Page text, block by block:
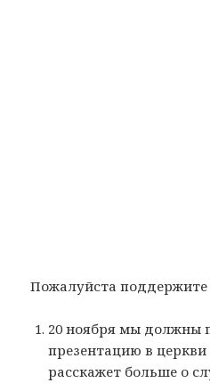
Пожалуйста поддержите
20 ноября мы должны
презентацию в церкви
расскажет больше о